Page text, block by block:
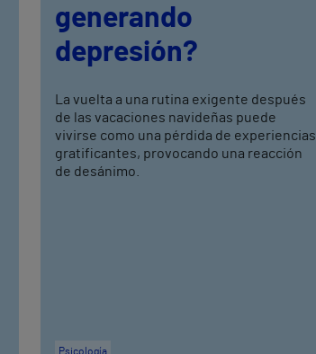
generando
depresión?
La vuelta a una rutina exigente después
de las vacaciones navideñas puede
vivirse como una pérdida de experiencias
gratificantes, provocando una reacción
de desánimo.
Psicología